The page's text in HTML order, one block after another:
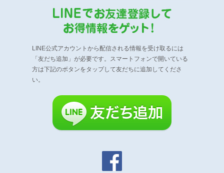
LINE公式アカウントから配信される情報を受け取るには
「友だち追加」が必要です。
スマートフォンで開いている
方は下記のボタンをタップして友だちに追加してくださ
い。